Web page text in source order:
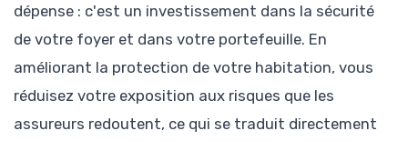
dépense : c'est un investissement dans la sécurité
de votre foyer et dans votre portefeuille. En
améliorant la protection de votre habitation, vous
réduisez votre exposition aux risques que les
assureurs redoutent, ce qui se traduit directement